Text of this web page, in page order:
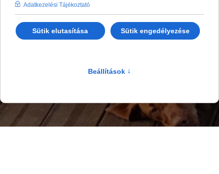
EBPART
KalandPart